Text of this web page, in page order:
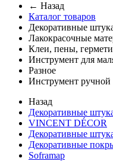
← Назад
Каталог товаров
Декоративные
Лакокрасочные
Клеи, пены,
Инструмент для
Разное
Инструмент ручной
Назад
Декоративные
VINCENT DÉCOR
Декоративные
Декоративные
Soframap